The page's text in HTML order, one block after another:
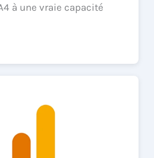
à une vraie capacité